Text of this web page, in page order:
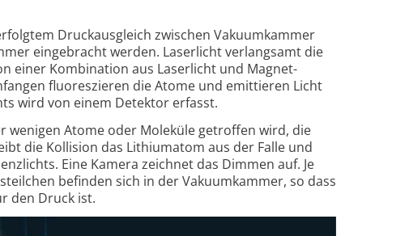
Druck­ausgleich zwischen Vakuum­kammer
einge­bracht werden. Laser­licht verlang­samt die
einer Kombi­nation aus Laser­licht und Magnet­
fluores­zieren die Atome und emittieren Licht
wird von einem Detektor erfasst.
wenigen Atome oder Mole­küle getroffen wird, die
die Kolli­sion das Lithium­atom aus der Falle und
Eine Kamera zeichnet das Dimmen auf. Je
befinden sich in der Vakuum­kammer, so dass
den Druck ist.